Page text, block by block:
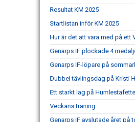
Resultat KM 2025
Startlistan inför KM 2025
Hur är det att vara med på ett
Genarps IF plockade 4
Genarps IF-löpare på
Dubbel tävlingsdag på Kristi
Ett starkt lag på
Veckans träning
Genarps IF avslutade året